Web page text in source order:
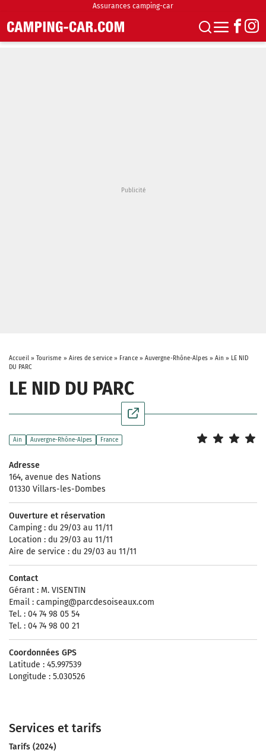
Assurances camping-car
Accueil» Tourisme » Aires de service » France» Auvergne-Rhône-Alpes» Ain » LE NID
DU PARC
LE NID DU PARC
Ain Auvergne-Rhône-Alpes France
Adresse
164, avenue des Nations
01330 Villars-les-Dombes
Ouverture et réservation
Camping : du 29/03 au 11/11
Location : du 29/03 au 11/11
Aire de service : du 29/03 au 11/11
Contact
Gérant : M. VISENTIN
Email : camping@parcdesoiseaux.com
Tel. : 04 74 98 05 54
Tel. : 04 74 98 00 21
Coordonnées GPS
Latitude : 45.997539
Longitude : 5.030526
Services et tarifs
Tarifs (2024)